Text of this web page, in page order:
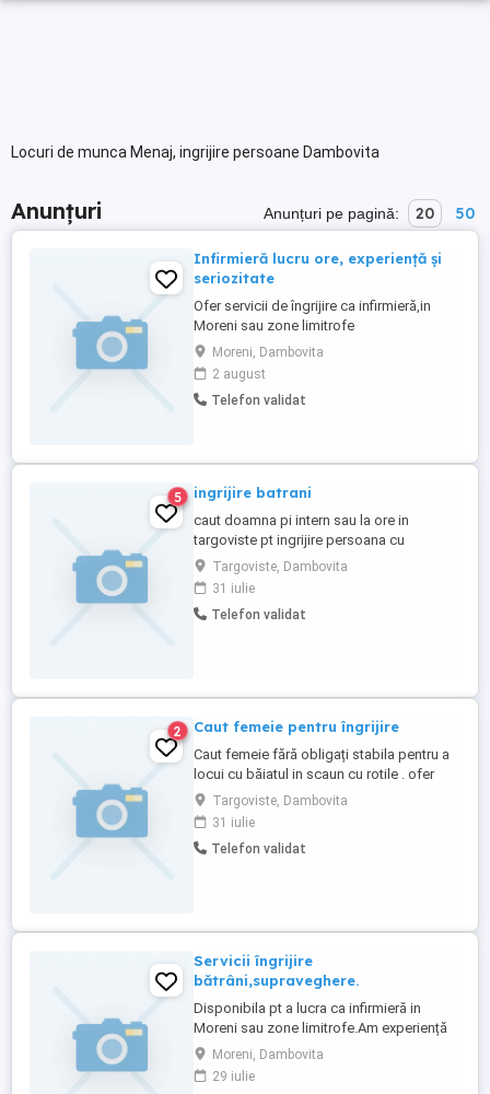
Locuri de munca Menaj, ingrijire persoane Dambovita
Anunțuri Anunțuri pe pagină: 20 50
Infirmieră lucru ore, experiență și
seriozitate
Ofer servicii de îngrijire ca infirmieră,in
Moreni sau zone limitrofe
Moreni, Dambovita
2 august
Telefon validat
5 ingrijire batrani
caut doamna pi intern sau la ore in
targoviste pt ingrijire persoana cu
handicap picior amputat
Targoviste, Dambovita
31 iulie
Telefon validat
2 Caut femeie pentru îngrijire
Caut femeie fără obligați stabila pentru a
locui cu băiatul in scaun cu rotile . ofer
salariu de 2500 lei de la primărie și carte
de muncă pentru mai multe detalii la
telefon
Targoviste, Dambovita
31 iulie
Telefon validat
Servicii îngrijire
bătrâni,supraveghere.
Disponibila pt a lucra ca infirmieră in
Moreni sau zone limitrofe.Am experiență
și seriozitate.Tel.
Moreni, Dambovita
29 iulie